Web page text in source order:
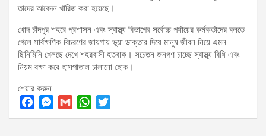
তাদের আবেদন খারিজ করা হয়েছে।
খোদ চাঁদপুর শহরে প্রশাসন এবং স্বাস্থ্য বিভাগের সর্বোচ্চ পর্যায়ের কর্মকর্তাদের বলতে
গেলে সার্বক্ষণিক বিচরণের জায়গায় ভুয়া ডাক্তার দিয়ে মানুষ জীবন নিয়ে এমন
ছিনিমিনি খেলছে দেখে শহরবাসী হতবাক। সচেতন জনগণ চাচ্ছে স্বাস্থ্য বিধি এবং
নিয়ম রক্ষা করে হাসপাতাল চালানো হোক।
শেয়ার করুন
F
M
G
W
T